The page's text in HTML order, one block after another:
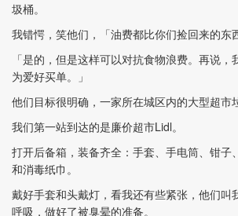
圾桶。
我错愕，笑他们，「油费都比你们捡回来的东
「是的，但是这样可以对抗食物浪费。再说，
为爱好买单。」
他们目标很明确，一家所在城区内的大型超市
我们第一站到达的是廉价超市Lidl。
打开后备箱，装备齐全：手套、手电筒、钳子
和消毒纸巾。
戴好手套和头戴灯，看我还有些紧张，他们叫
呼吸，做好了被臭晕的准备。